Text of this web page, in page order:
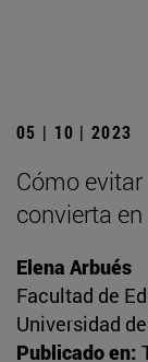
05 | 10 | 2023
Cómo
convierta
Elena Arbués
Facultad de
Universidad
Publicado en: